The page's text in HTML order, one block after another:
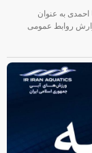
به عنوان
روابط عمومی